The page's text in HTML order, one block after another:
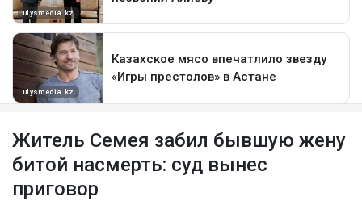
Житель Семея забил бывшую жену
битой насмерть: суд вынес
приговор